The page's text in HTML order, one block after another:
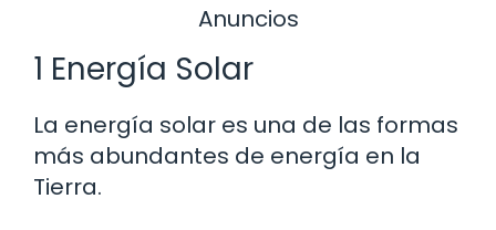
Anuncios
1 Energía Solar
La energía solar es una de las formas
más abundantes de energía en la
Tierra.